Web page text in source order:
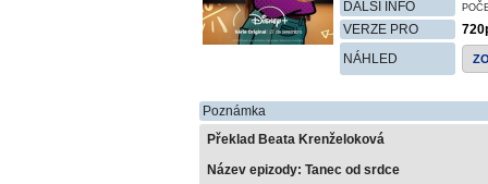
DALŠÍ INFO
VERZE PRO
NÁHLED
Poznámka
Překlad Beata Krenželoková
Název epizody: Tanec od srdce